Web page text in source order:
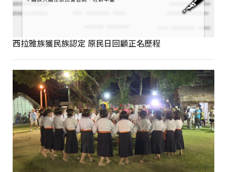
西拉雅族獲民族認定 原民日回顧正名歷程